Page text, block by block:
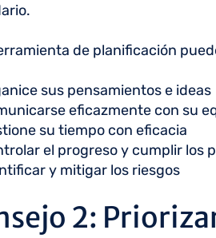
de planificación
sus pensamientos e ideas
eficazmente con su
su tiempo con eficacia
el progreso y cumplir los
y mitigar los riesgos
2: